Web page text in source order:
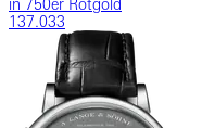
in 750er Rotgold
137.033